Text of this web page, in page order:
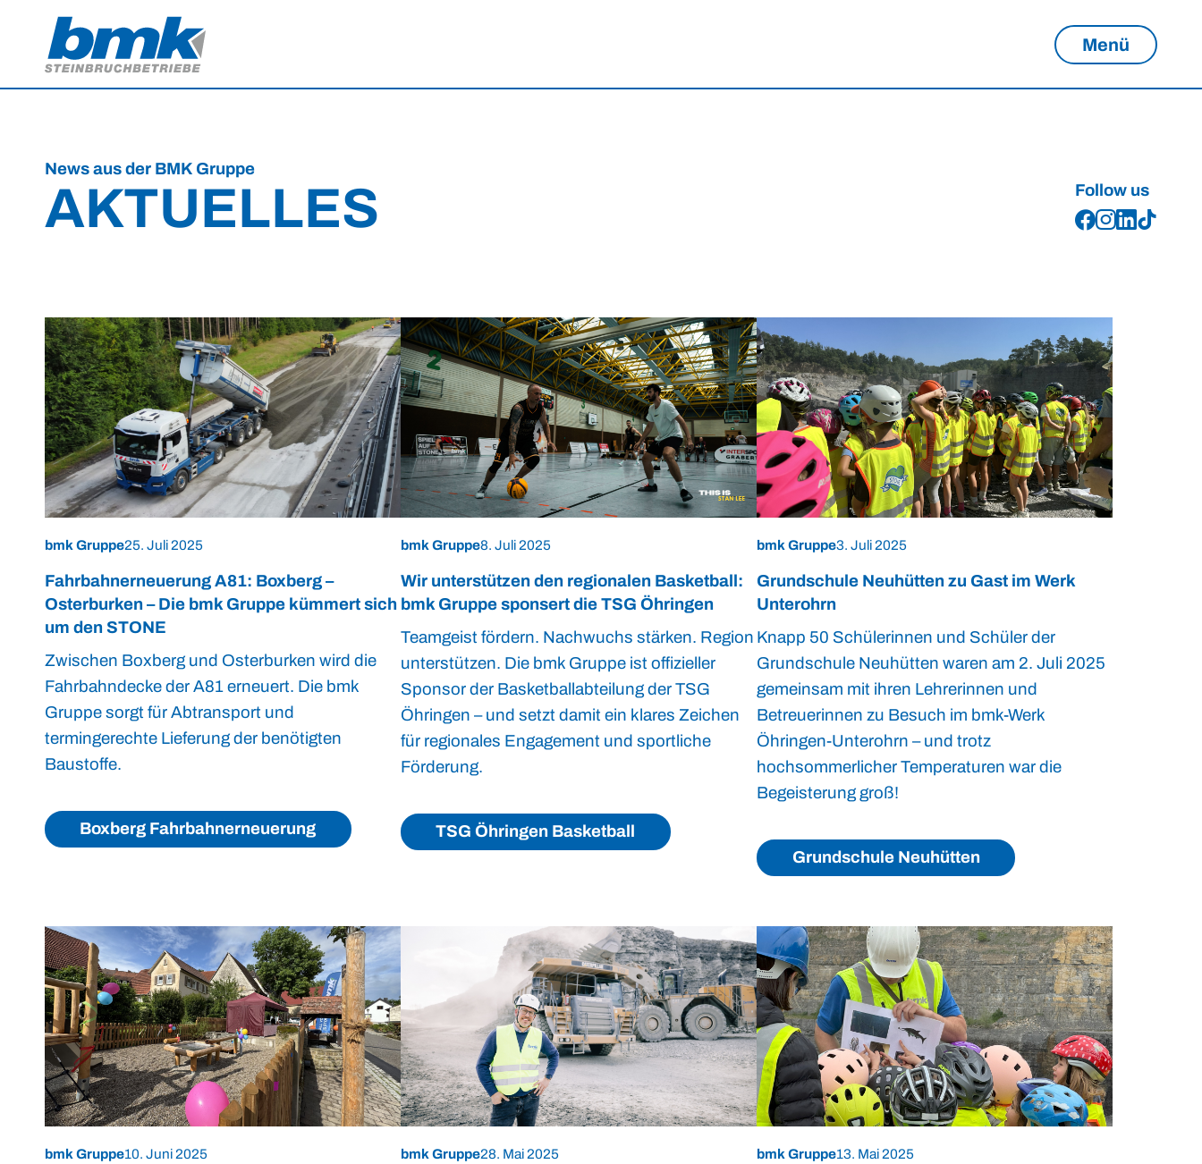
Menü
News aus der BMK Gruppe
AKTUELLES Follow us
bmk Gruppe25. Juli 2025
Fahrbahnerneuerung A81: Boxberg –
Osterburken – Die bmk Gruppe kümmert sich
um den STONE
Zwischen Boxberg und Osterburken wird die
Fahrbahndecke der A81 erneuert. Die bmk
Gruppe sorgt für Abtransport und
termingerechte Lieferung der benötigten
Baustoffe.
Boxberg Fahrbahnerneuerung
bmk Gruppe8. Juli 2025
Wir unterstützen den regionalen Basketball:
bmk Gruppe sponsert die TSG Öhringen
Teamgeist fördern. Nachwuchs stärken. Region
unterstützen. Die bmk Gruppe ist offizieller
Sponsor der Basketballabteilung der TSG
Öhringen – und setzt damit ein klares Zeichen
für regionales Engagement und sportliche
Förderung.
TSG Öhringen Basketball
bmk Gruppe3. Juli 2025
Grundschule Neuhütten zu Gast im Werk
Unterohrn
Knapp 50 Schülerinnen und Schüler der
Grundschule Neuhütten waren am 2. Juli 2025
gemeinsam mit ihren Lehrerinnen und
Betreuerinnen zu Besuch im bmk-Werk
Öhringen-Unterohrn – und trotz
hochsommerlicher Temperaturen war die
Begeisterung groß!
Grundschule Neuhütten
bmk Gruppe10. Juni 2025 bmk Gruppe28. Mai 2025 bmk Gruppe13. Mai 2025